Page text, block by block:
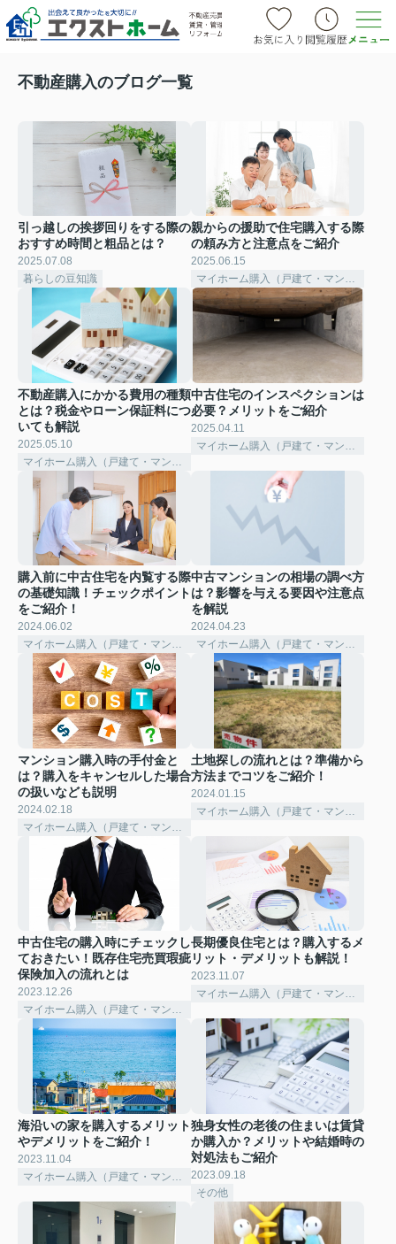
不動産購入のブログ一覧
引っ越しの挨拶回りをする際の
おすすめ時間と粗品とは？
2025.07.08
暮らしの豆知識
親からの援助で住宅購入する際
の頼み方と注意点をご紹介
2025.06.15
マイホーム購入（戸建て・マンション）
不動産購入にかかる費用の種類
とは？税金やローン保証料につ
いても解説
2025.05.10
中古住宅のインスペクションは
必要？メリットをご紹介
2025.04.11
購入前に中古住宅を内覧する際
の基礎知識！チェックポイント
をご紹介！
2024.06.02
マイホーム購入（戸建て・マンション）
中古マンションの相場の調べ方
は？影響を与える要因や注意点
を解説
2024.04.23
マイホーム購入（戸建て・マンション）
マンション購入時の手付金と
は？購入をキャンセルした場合
の扱いなども説明
2024.02.18
土地探しの流れとは？準備から
方法までコツをご紹介！
2024.01.15
中古住宅の購入時にチェックし
ておきたい！既存住宅売買瑕疵
保険加入の流れとは
2023.12.26
マイホーム購入（戸建て・マンション）
長期優良住宅とは？購入するメ
リット・デメリットも解説！
2023.11.07
マイホーム購入（戸建て・マンション）
海沿いの家を購入するメリット
やデメリットをご紹介！
2023.11.04
マイホーム購入（戸建て・マンション）
独身女性の老後の住まいは賃貸
か購入か？メリットや結婚時の
対処法もご紹介
2023.09.18
その他